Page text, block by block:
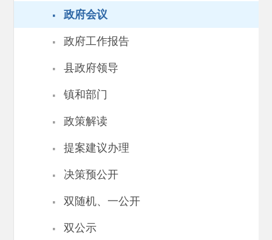
· 政府会议
· 政府工作报告
· 县政府领导
· 镇和部门
· 政策解读
· 提案建议办理
· 决策预公开
· 双随机、一公开
· 双公示